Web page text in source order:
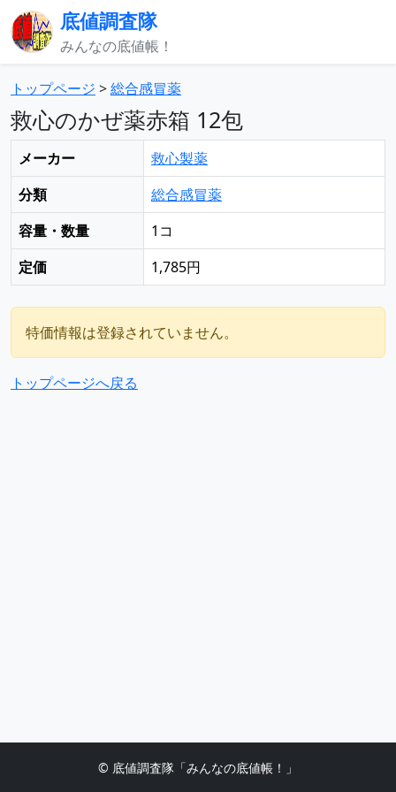
底値調査隊
みんなの底値帳！
トップページ >総合感冒薬
救心のかぜ薬赤箱 12包
メーカー
救心製薬
分類
総合感冒薬
容量・数量
1コ
定価
1,785円
特価情報は登録されていません。
トップページへ戻る
© 底値調査隊「みんなの底値帳！」